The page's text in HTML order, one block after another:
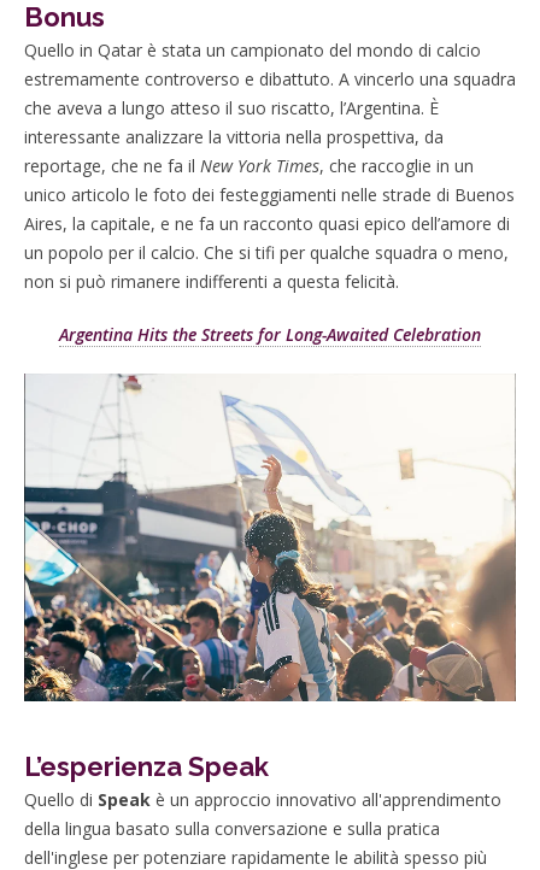
Bonus
Quello in Qatar è stata un campionato del mondo di calcio
estremamente controverso e dibattuto. A vincerlo una squadra
che aveva a lungo atteso il suo riscatto, l’Argentina. È
interessante analizzare la vittoria nella prospettiva, da
reportage, che ne fa il New York Times, che raccoglie in un
unico articolo le foto dei festeggiamenti nelle strade di Buenos
Aires, la capitale, e ne fa un racconto quasi epico dell’amore di
un popolo per il calcio. Che si tifi per qualche squadra o meno,
non si può rimanere indifferenti a questa felicità.
Argentina Hits the Streets for Long-Awaited Celebration
L’esperienza Speak
Quello di Speak è un approccio innovativo all'apprendimento
della lingua basato sulla conversazione e sulla pratica
dell'inglese per potenziare rapidamente le abilità spesso più